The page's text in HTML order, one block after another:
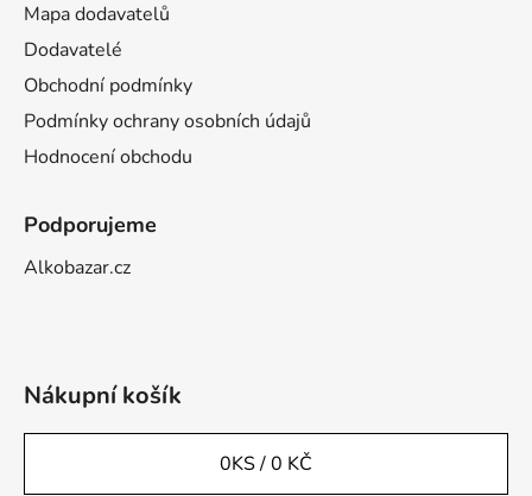
Mapa dodavatelů
Dodavatelé
Obchodní podmínky
Podmínky ochrany osobních údajů
Hodnocení obchodu
Podporujeme
Alkobazar.cz
Nákupní košík
0KS /0 KČ